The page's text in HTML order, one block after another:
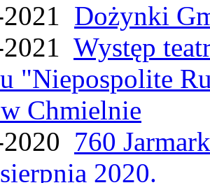
Dożynki
Występ
"Niepospolite
Chmielnie
760
2020.